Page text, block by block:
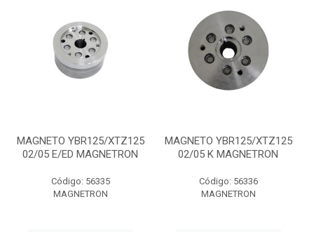
MAGNETO YBR125/XTZ125
02/05 E/ED MAGNETRON
Código: 56335
MAGNETRON
MAGNETO YBR125/XTZ125
02/05 K MAGNETRON
Código: 56336
MAGNETRON